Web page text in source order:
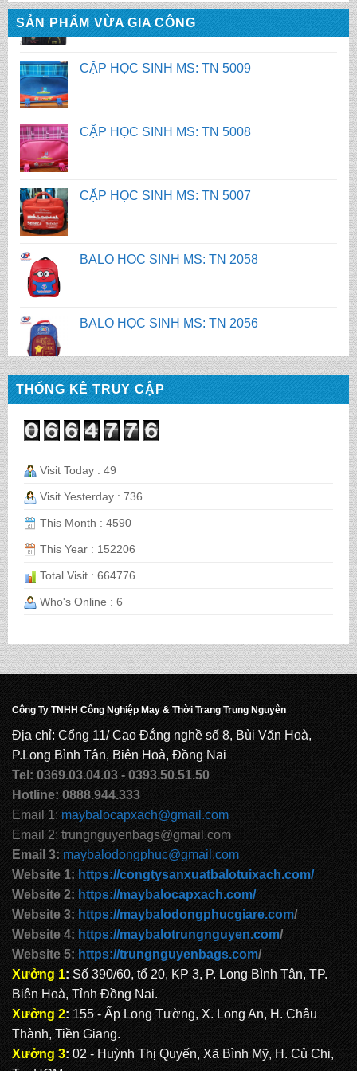
SẢN PHẨM VỪA GIA CÔNG
CẶP HỌC SINH MS: TN 5009
CẶP HỌC SINH MS: TN 5008
CẶP HỌC SINH MS: TN 5007
BALO HỌC SINH MS: TN 2058
BALO HỌC SINH MS: TN 2056
BALO HỌC SINH MS: TN 2070
BALO HỌC SINH MS: TN 2069
CẶP HỌC SINH MS: TN 5015
CẶP HỌC SINH MS: TN 5014
CẶP HỌC SINH MS: TN 5013
CẶP HỌC SINH MS: TN 5012
THỐNG KÊ TRUY CẬP
Visit Today : 49
Visit Yesterday : 736
This Month : 4590
This Year : 152206
Total Visit : 664776
Who's Online : 6
Công Ty TNHH Công Nghiệp May & Thời Trang Trung Nguyên
Địa chỉ: Cổng 11/ Cao Đẳng nghề số 8, Bùi Văn Hoà,
P.Long Bình Tân, Biên Hoà, Đồng Nai
Tel: 0369.03.04.03 - 0393.50.51.50
Hotline: 0888.944.333
Email 1: maybalocapxach@gmail.com
Email 2: trungnguyenbags@gmail.com
Email 3: maybalodongphuc@gmail.com
Website 1: https://congtysanxuatbalotuixach.com/
Website 2: https://maybalocapxach.com/
Website 3: https://maybalodongphucgiare.com/
Website 4: https://maybalotrungnguyen.com/
Website 5: https://trungnguyenbags.com/
Xưởng 1: Số 390/60, tổ 20, KP 3, P. Long Bình Tân, TP.
Biên Hoà, Tỉnh Đồng Nai.
Xưởng 2: 155 - Ấp Long Tường, X. Long An, H. Châu
Thành, Tiền Giang.
Xưởng 3: 02 - Huỳnh Thị Quyến, Xã Bình Mỹ, H. Củ Chi,